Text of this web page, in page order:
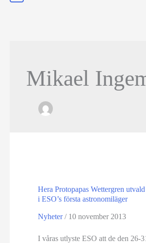
Mikael
Hera Protopapas Wettergren
i ESO’s första astronomiläger
Nyheter/ 10 november 2013
I våras utlyste ESO att de den 26-